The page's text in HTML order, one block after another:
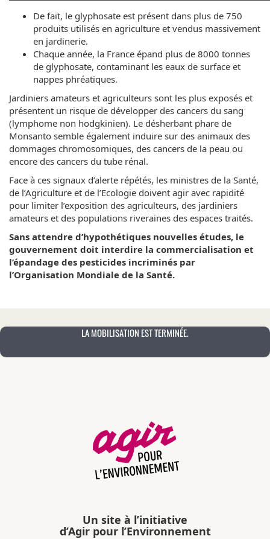
De fait, le glyphosate est présent dans plus de 750
produits utilisés en agriculture et vendus massivement
en jardinerie.
Chaque année, la France épand plus de 8000 tonnes
de glyphosate, contaminant les eaux de surface et
nappes phréatiques.
Jardiniers amateurs et agriculteurs sont les plus exposés et
présentent un risque de développer des cancers du sang
(lymphome non hodgkinien). Le désherbant phare de
Monsanto semble également induire sur des animaux des
dommages chromosomiques, des cancers de la peau ou
encore des cancers du tube rénal.
Face à ces signaux d’alerte répétés, les ministres de la Santé,
de l’Agriculture et de l’Ecologie doivent agir avec rapidité
pour limiter l’exposition des agriculteurs, des jardiniers
amateurs et des populations riveraines des espaces traités.
Sans attendre d’hypothétiques nouvelles études, le
gouvernement doit interdire la commercialisation et
l’épandage des pesticides incriminés par
l’Organisation Mondiale de la Santé.
LA MOBILISATION EST TERMINÉE.
Un site à l’initiative
d’Agir pour l’Environnement